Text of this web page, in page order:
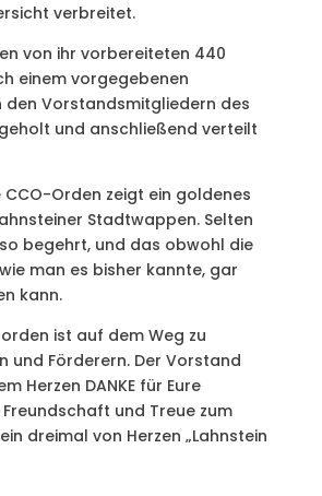
verbreitet.
von ihr vorbereiteten 440
einem vorgegebenen
den Vorstandsmitgliedern des
und anschließend verteilt
CCO-Orden zeigt ein goldenes
Stadtwappen. Selten
begehrt, und das obwohl die
man es bisher kannte, gar
kann.
ist auf dem Weg zu
und Förderern. Der Vorstand
Herzen DANKE für Eure
und Treue zum
dreimal von Herzen „Lahnstein